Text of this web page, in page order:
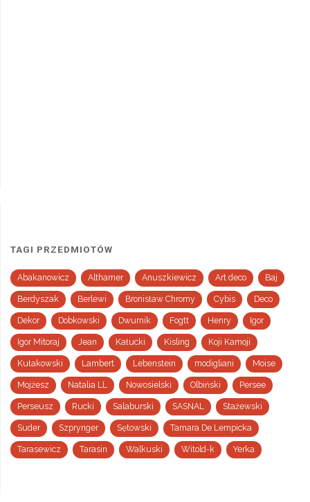
TAGI PRZEDMIOTÓW
Abakanowicz Althamer Anuszkiewicz Art deco Baj
Berdyszak Berlewi Bronisław Chromy Cybis Deco
Dekor Dobkowski Dwurnik Fogtt Henry Igor
Igor Mitoraj Jean Kałucki Kisling Koji Kamoji
Kułakowski Lambert Lebenstein modigliani Moise
Mojżesz Natalia LL Nowosielski Olbiński Persee
Perseusz Rucki Salaburski SASNAL Stażewski
Suder Szprynger Sętowski Tamara De Lempicka
Tarasewicz Tarasin Walkuski Witold-k Yerka